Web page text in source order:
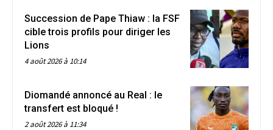
Succession de Pape Thiaw : la FSF
cible trois profils pour diriger les
Lions
4 août 2026 à 10:14
Diomandé annoncé au Real : le
transfert est bloqué !
2 août 2026 à 11:34